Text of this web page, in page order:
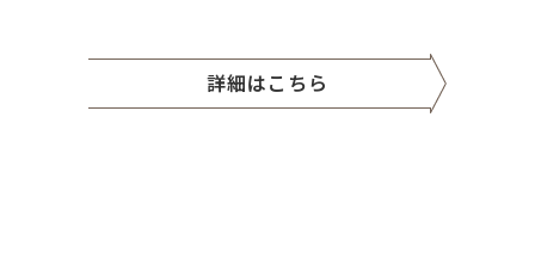
詳細はこちら